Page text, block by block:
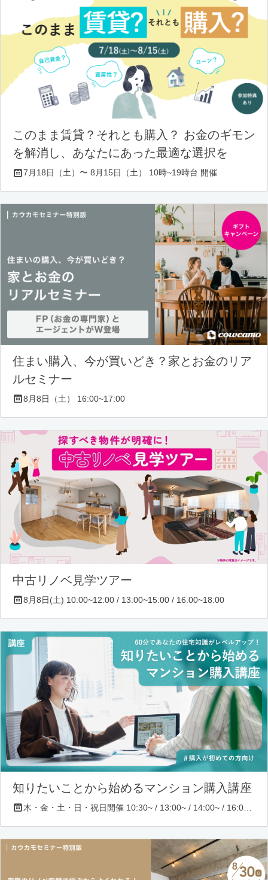
このまま賃貸？それとも購入？ お金のギモン
を解消し、あなたにあった最適な選択を
7月18日（土）〜 8月15日（土） 10時~19時台 開催
住まい購入、今が買いどき？家とお金のリア
ルセミナー
8月8日（土） 16:00~17:00
中古リノベ見学ツアー
8月8日(土) 10:00~12:00 / 13:00~15:00 / 16:00~18:00
知りたいことから始めるマンション購入講座